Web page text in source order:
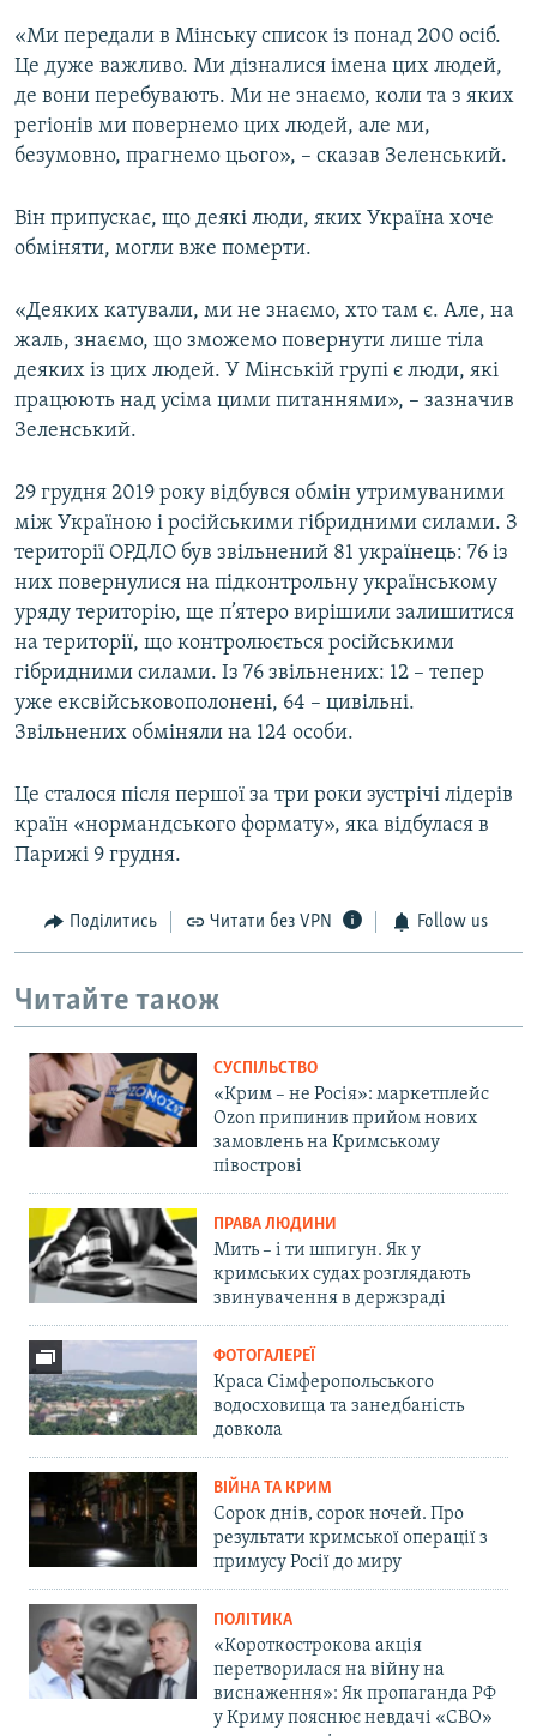
«Ми передали в Мінську список із понад 200 осіб.
Це дуже важливо. Ми дізналися імена цих людей,
де вони перебувають. Ми не знаємо, коли та з яких
регіонів ми повернемо цих людей, але ми,
безумовно, прагнемо цього», – сказав Зеленський.
Він припускає, що деякі люди, яких Україна хоче
обміняти, могли вже померти.
«Деяких катували, ми не знаємо, хто там є. Але, на
жаль, знаємо, що зможемо повернути лише тіла
деяких із цих людей. У Мінській групі є люди, які
працюють над усіма цими питаннями», – зазначив
Зеленський.
29 грудня 2019 року відбувся обмін утримуваними
між Україною і російськими гібридними силами. З
території ОРДЛО був звільнений 81 українець: 76 із
них повернулися на підконтрольну українському
уряду територію, ще п’ятеро вирішили залишитися
на території, що контролюється російськими
гібридними силами. Із 76 звільнених: 12 – тепер
уже ексвійськовополонені, 64 – цивільні.
Звільнених обміняли на 124 особи.
Це сталося після першої за три роки зустрічі лідерів
країн «нормандського формату», яка відбулася в
Парижі 9 грудня.
Поділитись Читати без VPN Follow us
Читайте також
СУСПІЛЬСТВО
«Крим – не Росія»: маркетплейс
Ozon припинив прийом нових
замовлень на Кримському
півострові
ПРАВА ЛЮДИНИ
Мить – і ти шпигун. Як у
кримських судах розглядають
звинувачення в держзраді
ФОТОГАЛЕРЕЇ
Краса Сімферопольського
водосховища та занедбаність
довкола
ВІЙНА ТА КРИМ
Сорок днів, сорок ночей. Про
результати кримської операції з
примусу Росії до миру
ПОЛІТИКА
«Короткострокова акція
перетворилася на війну на
виснаження»: Як пропаганда РФ
у Криму пояснює невдачі «СВО»